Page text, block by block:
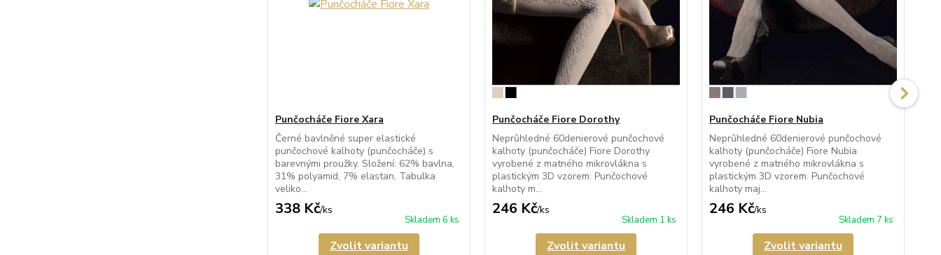
Punčocháče Fiore Xara
Černé bavlněné super elastické
punčochové kalhoty (punčocháče) s
barevnými proužky. Složení: 62% bavlna,
31% polyamid, 7% elastan, Tabulka
veliko...
338 Kč/ks
Skladem 6 ks
Zvolit variantu
Punčocháče Fiore Dorothy
Neprůhledné 60denierové punčochové
kalhoty (punčocháče) Fiore Dorothy
vyrobené z matného mikrovlákna s
plastickým 3D vzorem. Punčochové
kalhoty m...
246 Kč/ks
Skladem 1 ks
Zvolit variantu
Punčocháče Fiore Nubia
Neprůhledné 60denierové punčochové
kalhoty (punčocháče) Fiore Nubia
vyrobené z matného mikrovlákna s
plastickým 3D vzorem. Punčochové
kalhoty maj...
246 Kč/ks
Skladem 7 ks
Zvolit variantu